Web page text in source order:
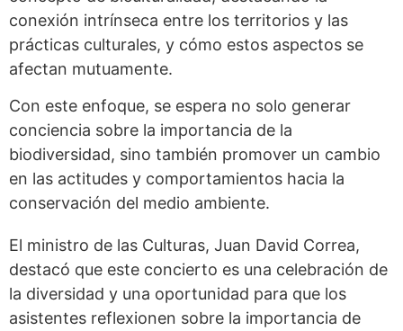
conexión intrínseca entre los territorios y las
prácticas culturales, y cómo estos aspectos se
afectan mutuamente.
Con este enfoque, se espera no solo generar
conciencia sobre la importancia de la
biodiversidad, sino también promover un cambio
en las actitudes y comportamientos hacia la
conservación del medio ambiente.
El ministro de las Culturas, Juan David Correa,
destacó que este concierto es una celebración de
la diversidad y una oportunidad para que los
asistentes reflexionen sobre la importancia de